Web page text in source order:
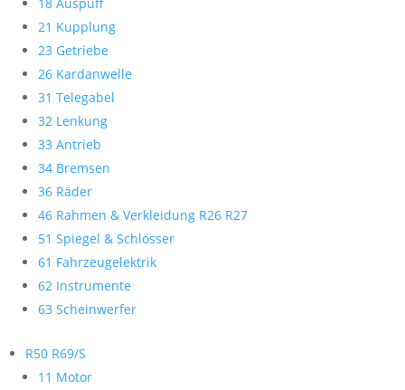
21 Kupplung
23 Getriebe
26 Kardanwelle
31 Telegabel
32 Lenkung
33 Antrieb
34 Bremsen
36 Räder
46 Rahmen & Verkleidung R26 R27
51 Spiegel & Schlösser
61 Fahrzeugelektrik
62 Instrumente
63 Scheinwerfer
R50 R69/S
11 Motor